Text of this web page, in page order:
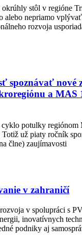
stôl v regióne
alebo nepriamo
rozvoja
spoznávať nové
a MAS
potulky regiónom
už piaty ročník
člne) zaujímavosti
v zahraničí
v spolupráci s
inovatívnych
podniky aj